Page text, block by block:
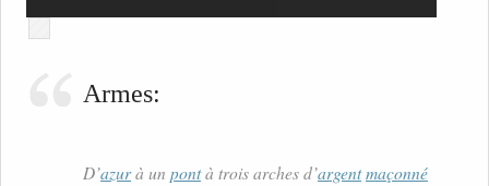
Armes:
D’azurà un pontà trois arches d’argentmaçonné